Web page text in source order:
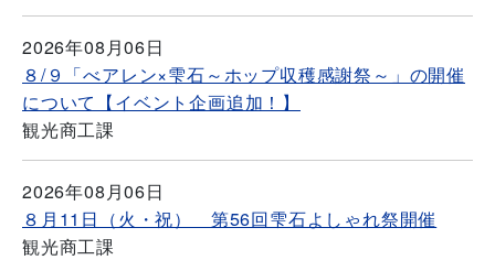
2026年08月06日
８/９「べアレン×雫石～ホップ収穫感謝祭～」の開催
について【イベント企画追加！】
観光商工課
2026年08月06日
８月11日（火・祝） 第56回雫石よしゃれ祭開催
観光商工課